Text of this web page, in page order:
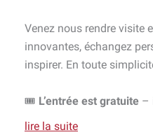
Venez nous rendre visite
innovantes, échangez
inspirer. En toute
🎟️ L’entrée est gratuite –
lire la suite